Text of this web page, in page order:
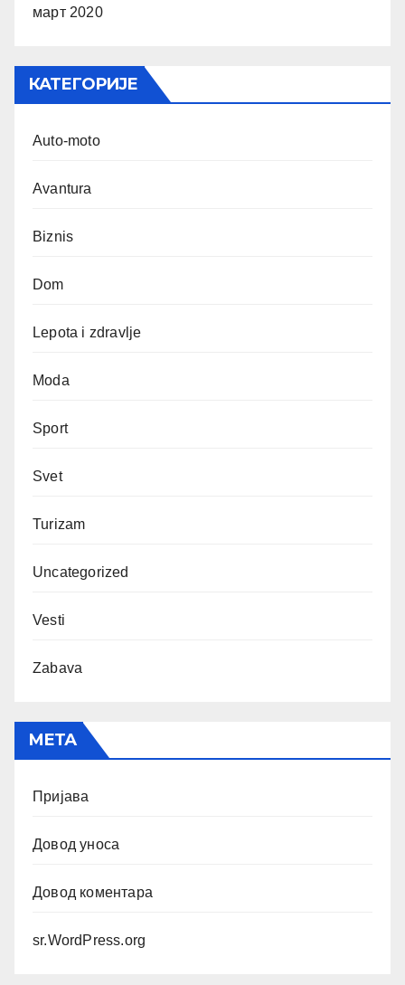
март 2020
КАТЕГОРИЈЕ
Auto-moto
Avantura
Biznis
Dom
Lepota i zdravlje
Moda
Sport
Svet
Turizam
Uncategorized
Vesti
Zabava
МЕТА
Пријава
Довод уноса
Довод коментара
sr.WordPress.org